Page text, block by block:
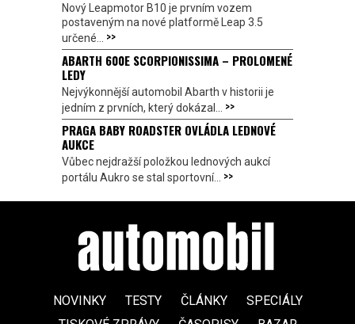
Nový Leapmotor B10 je prvním vozem
postaveným na nové platformě Leap 3.5
určené... >>
ABARTH 600E SCORPIONISSIMA – PROLOMENÉ
LEDY
Nejvýkonnější automobil Abarth v historii je
jedním z prvních, který dokázal... >>
PRAGA BABY ROADSTER OVLÁDLA LEDNOVÉ
AUKCE
Vůbec nejdražší položkou lednových aukcí
portálu Aukro se stal sportovní... >>
NOVINKY TESTY ČLÁNKY
SPECIÁLY